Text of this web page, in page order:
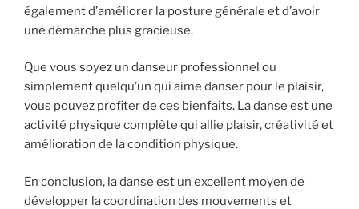
également d’améliorer la posture générale et d’avoir
une démarche plus gracieuse.
Que vous soyez un danseur professionnel ou
simplement quelqu’un qui aime danser pour le plaisir,
vous pouvez profiter de ces bienfaits. La danse est une
activité physique complète qui allie plaisir, créativité et
amélioration de la condition physique.
En conclusion, la danse est un excellent moyen de
développer la coordination des mouvements et